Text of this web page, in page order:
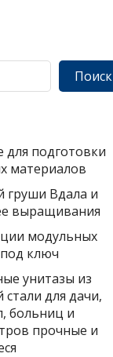
Поиск
подготовки
материалов
груши Вдала и
выращивания
модульных
ключ
унитазы из
для дачи,
больниц и
прочные и